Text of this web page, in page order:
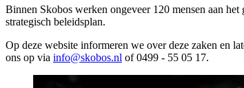
Binnen Skobos werken ongeveer 120 mensen aan
strategisch beleidsplan.
Op deze website informeren we over deze zaken en
ons op via info@skobos.nl of 0499 - 55 05 17.